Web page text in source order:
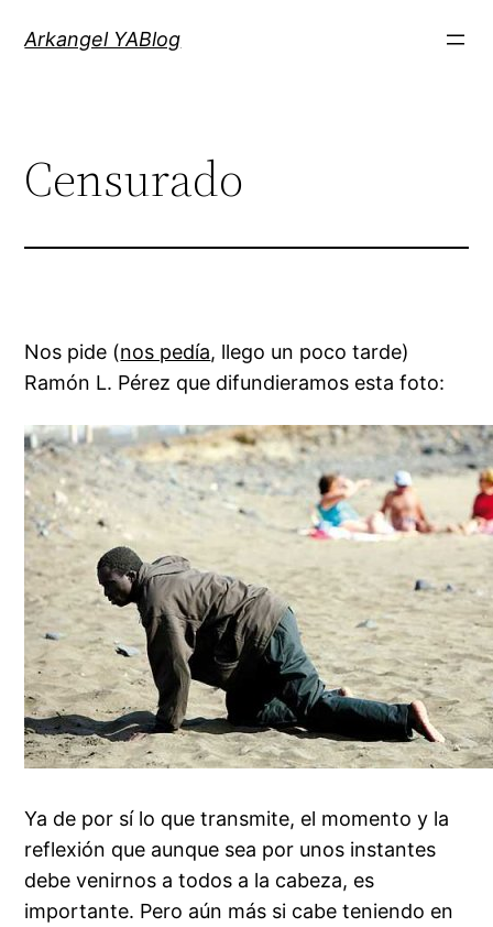
Arkangel YABlog
Censurado
Nos pide (nos pedía, llego un poco tarde)
Ramón L. Pérez que difundieramos esta foto:
Ya de por sí lo que transmite, el momento y la
reflexión que aunque sea por unos instantes
debe venirnos a todos a la cabeza, es
importante. Pero aún más si cabe teniendo en